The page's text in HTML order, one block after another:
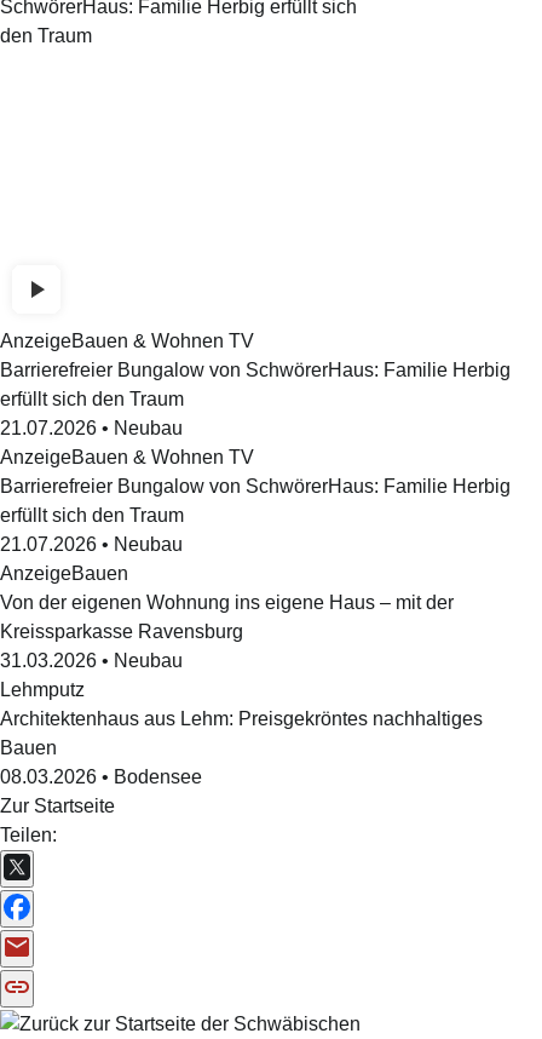
AnzeigeBauen & Wohnen TV
Barrierefreier Bungalow von SchwörerHaus: Familie Herbig
erfüllt sich den Traum
21.07.2026 • Neubau
AnzeigeBauen & Wohnen TV
Barrierefreier Bungalow von SchwörerHaus: Familie Herbig
erfüllt sich den Traum
21.07.2026 • Neubau
AnzeigeBauen
Von der eigenen Wohnung ins eigene Haus – mit der
Kreissparkasse Ravensburg
31.03.2026 • Neubau
Lehmputz
Architektenhaus aus Lehm: Preisgekröntes nachhaltiges
Bauen
08.03.2026 • Bodensee
Zur Startseite
Teilen: